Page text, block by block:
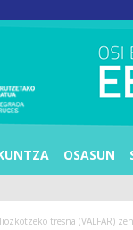
OSASUN
tresna (VALFAR)